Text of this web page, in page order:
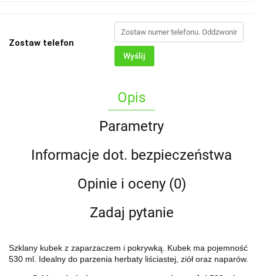
Zostaw telefon
Wyślij
Opis
Parametry
Informacje dot. bezpieczeństwa
Opinie i oceny (0)
Zadaj pytanie
Szklany kubek z zaparzaczem i pokrywką. Kubek ma pojemność
530 ml. Idealny do parzenia herbaty liściastej, ziół oraz naparów.